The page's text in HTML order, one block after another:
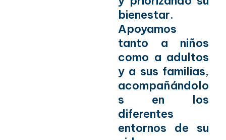
bienestar.
Apoyamos
tanto a niños
como a adultos
y a sus familias,
acompañándolo
s en los
diferentes
entornos de su